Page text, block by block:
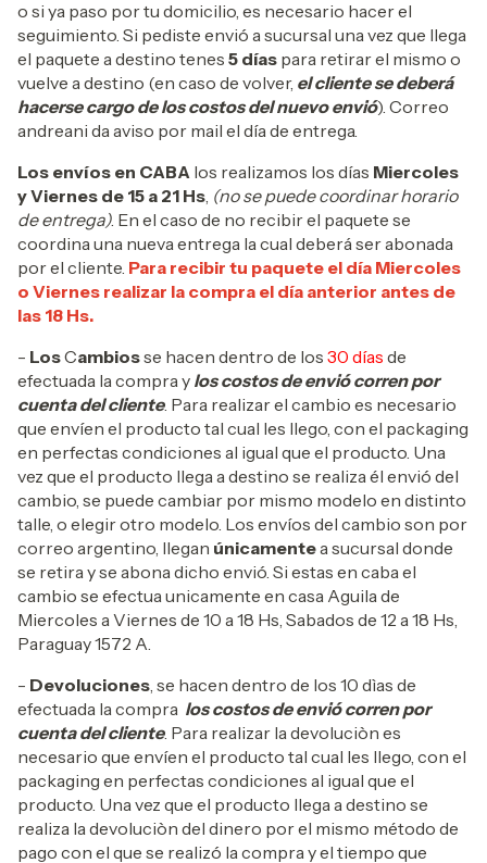
o si ya paso por tu domicilio, es necesario hacer el
seguimiento. Si pediste envió a sucursal una vez que llega
el paquete a destino tenes 5 días para retirar el mismo o
vuelve a destino (en caso de volver, el cliente se deberá
hacerse cargo de los costos del nuevo envió). Correo
andreani da aviso por mail el día de entrega.
Los envíos en CABA los realizamos los días Miercoles
y Viernes de 15 a 21 Hs (no se puede coordinar horario
de entrega). En el caso de no recibir el paquete se
coordina una nueva entrega la cual deberá ser abonada
por el cliente. Para recibir tu paquete el día Miercoles
o Viernes realizar la compra el día anterior antes de
las 18 Hs.
- LosCambiosse hacen dentro de los 30 días de
efectuada la compra y los costos de envió corren por
cuenta del cliente. Para realizar el cambio es necesario
que envíen el producto tal cual les llego, con el packaging
en perfectas condiciones al igual que el producto. Una
vez que el producto llega a destino se realiza él envió del
cambio, se puede cambiar por mismo modelo en distinto
talle, o elegir otro modelo. Los envíos del cambio son por
correo argentino, llegan únicamentea sucursal donde
se retira y se abona dicho envió. Si estas en caba el
cambio se efectua unicamente en casa Aguila de
Miercoles a Viernes de 10 a 18 Hs, Sabados de 12 a 18 Hs,
Paraguay 1572 A.
- Devoluciones , se hacen dentro de los 10 dìas de
efectuada la compra los costos de envió corren por
cuenta del cliente. Para realizar la devoluciòn es
necesario que envíen el producto tal cual les llego, con el
packaging en perfectas condiciones al igual que el
producto. Una vez que el producto llega a destino se
realiza la devoluciòn del dinero por el mismo método de
pago con el que se realizó la compra y el tiempo que